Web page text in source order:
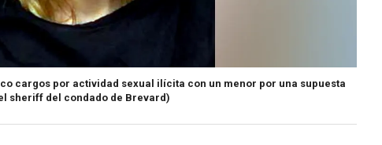
cargos por actividad sexual ilícita con un menor por una supuesta
sheriff del condado de Brevard)